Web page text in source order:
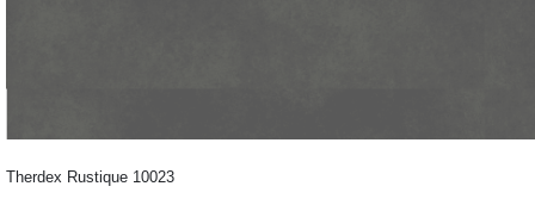
Therdex Rustique 10023